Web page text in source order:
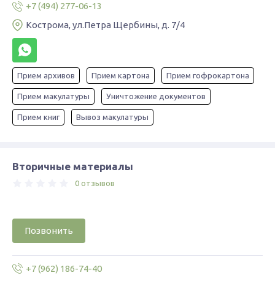
+7 (494) 277-06-13
Кострома, ул.Петра Щербины, д. 7/4
Прием архивов Прием картона Прием гофрокартона
Прием макулатуры Уничтожение документов
Прием книг Вывоз макулатуры
Вторичные материалы
0 отзывов
Позвонить
+7 (962) 186-74-40